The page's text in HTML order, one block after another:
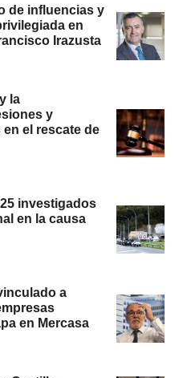
de influencias y
en
Irazusta
la
y
el rescate de
investigados
en la causa
a
en Mercasa